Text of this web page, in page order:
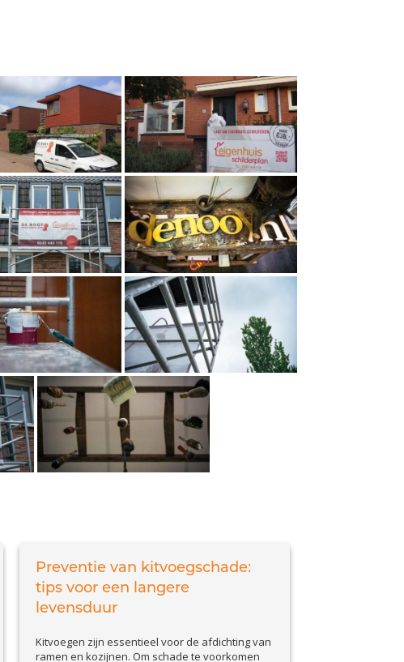
Preventie van kitvoegschade:
tips voor een langere
levensduur
Kitvoegen zijn essentieel voor de afdichting van
ramen en kozijnen. Om schade te voorkomen